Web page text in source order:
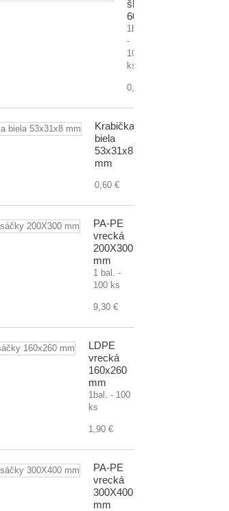
škatuľa
600x400x100mm
1bal.
-
10
ks
0,70 €
Krabička
biela
53x31x8
mm
0,60 €
PA-PE
vrecká
200X300
mm
1 bal. -
100 ks
9,30 €
LDPE
vrecká
160x260
mm
1bal. - 100
ks
1,90 €
PA-PE
vrecká
300X400
mm